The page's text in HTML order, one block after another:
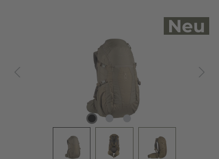
Neu